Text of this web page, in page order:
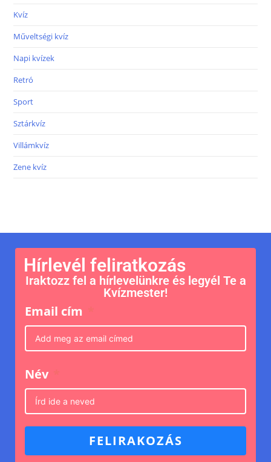
Kvíz
Műveltségi kvíz
Napi kvízek
Retró
Sport
Sztárkvíz
Villámkvíz
Zene kvíz
Hírlevél feliratkozás
Iraktozz fel a hírlevelünkre és legyél Te a
Kvízmester!
Email cím
Név
FELIRAKOZÁS